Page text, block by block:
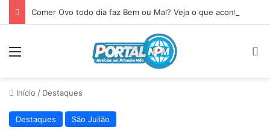
Início / Destaques
Destaques São Julião